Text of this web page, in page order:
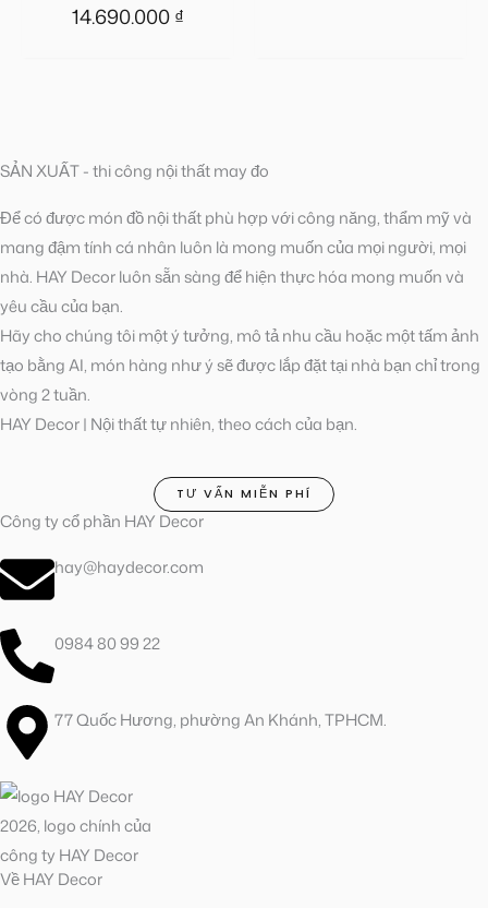
14.690.000₫
SẢN XUẤT - thi công nội thất may đo
Để có được món đồ nội thất phù hợp với công năng, thẩm mỹ và
mang đậm tính cá nhân luôn là mong muốn của mọi người, mọi
nhà. HAY Decor luôn sẵn sàng để hiện thực hóa mong muốn và
yêu cầu của bạn.
Hãy cho chúng tôi một ý tưởng, mô tả nhu cầu hoặc một tấm ảnh
tạo bằng AI, món hàng như ý sẽ được lắp đặt tại nhà bạn chỉ trong
vòng 2 tuần.
HAY Decor | Nội thất tự nhiên, theo cách của bạn.
TƯ VẤN MIỄN PHÍ
Công ty cổ phần HAY Decor
hay@haydecor.com
0984 80 99 22
77 Quốc Hương, phường An Khánh, TPHCM.
Về HAY Decor